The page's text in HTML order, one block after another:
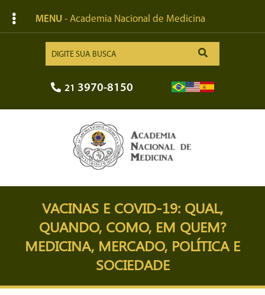
MENU - Academia Nacional de Medicina
21 3970-8150
VACINAS E COVID-19: QUAL,
QUANDO, COMO, EM QUEM?
MEDICINA, MERCADO, POLÍTICA E
SOCIEDADE